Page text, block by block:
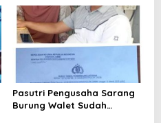
Pasutri Pengusaha Sarang
Burung Walet Sudah